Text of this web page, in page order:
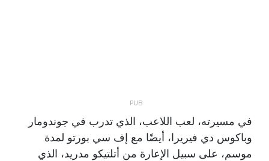
في مسيرته، لعب اللاعب، الذي تدرب في جوندومار
وباكوس دي فيريرا، أيضًا مع إف سي بورتو لمدة
موسم، على سبيل الإعارة من أتلتيكو مدريد، الذي